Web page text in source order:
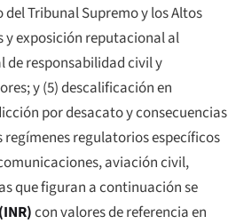
Tribunal Supremo y los Altos
y exposición reputacional al
de responsabilidad civil y
y (5) descalificación en
por desacato y consecuencias
regulatorios específicos
aviación civil,
que figuran a continuación se
con valores de referencia en